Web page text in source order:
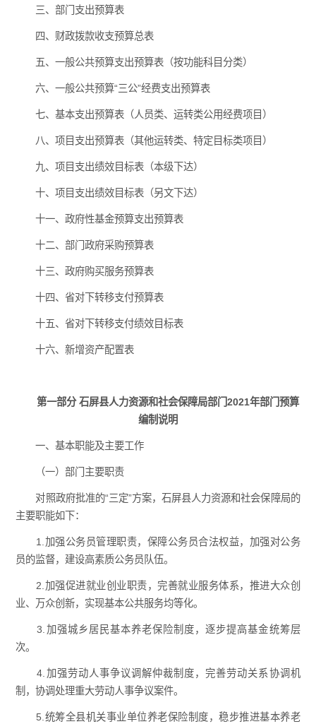
三、部门支出预算表
四、财政拨款收支预算总表
五、一般公共预算支出预算表（按功能科目分类）
六、一般公共预算“三公”经费支出预算表
七、基本支出预算表（人员类、运转类公用经费项目）
八、项目支出预算表（其他运转类、特定目标类项目）
九、项目支出绩效目标表（本级下达）
十、项目支出绩效目标表（另文下达）
十一、政府性基金预算支出预算表
十二、部门政府采购预算表
十三、政府购买服务预算表
十四、省对下转移支付预算表
十五、省对下转移支付绩效目标表
十六、新增资产配置表
第一部分 石屏县人力资源和社会保障局部门2021年部门预算
编制说明
一、基本职能及主要工作
（一）部门主要职责
对照政府批准的“三定”方案，石屏县人力资源和社会保障局的
主要职能如下：
1.加强公务员管理职责，保障公务员合法权益，加强对公务
员的监督，建设高素质公务员队伍。
2.加强促进就业创业职责，完善就业服务体系，推进大众创
业、万众创新，实现基本公共服务均等化。
3.加强城乡居民基本养老保险制度，逐步提高基金统筹层
次。
4.加强劳动人事争议调解仲裁制度，完善劳动关系协调机
制，协调处理重大劳动人事争议案件。
5.统筹全县机关事业单位养老保险制度，稳步推进基本养老